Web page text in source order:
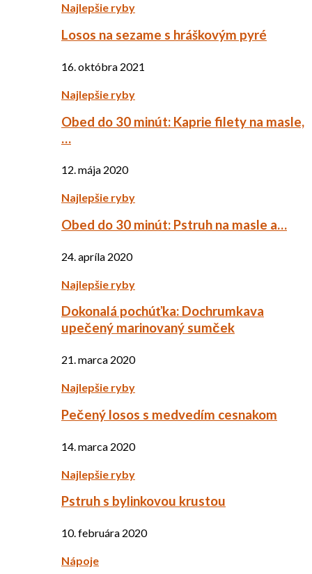
Najlepšie ryby
Losos na sezame s hráškovým pyré
16. októbra 2021
Najlepšie ryby
Obed do 30 minút: Kaprie filety na masle,
…
12. mája 2020
Najlepšie ryby
Obed do 30 minút: Pstruh na masle a…
24. apríla 2020
Najlepšie ryby
Dokonalá pochúťka: Dochrumkava
upečený marinovaný sumček
21. marca 2020
Najlepšie ryby
Pečený losos s medvedím cesnakom
14. marca 2020
Najlepšie ryby
Pstruh s bylinkovou krustou
10. februára 2020
Nápoje